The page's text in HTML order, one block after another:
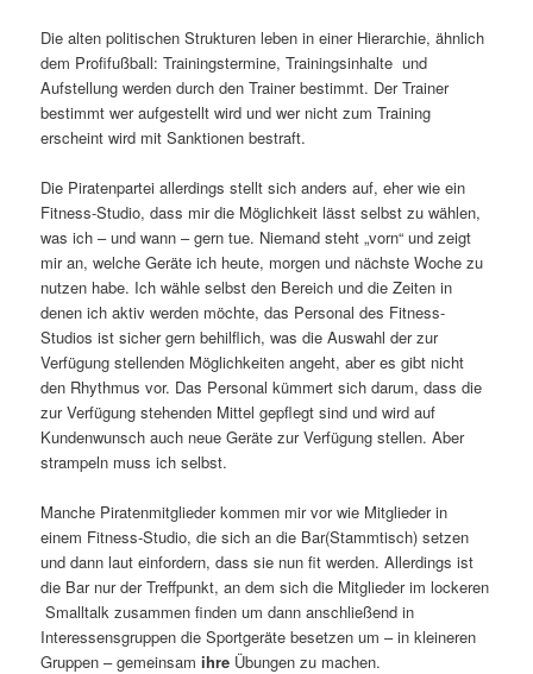
Die alten politischen Strukturen leben in einer Hierarchie, ähnlich
dem Profifußball: Trainingstermine, Trainingsinhalte und
Aufstellung werden durch den Trainer bestimmt. Der Trainer
bestimmt wer aufgestellt wird und wer nicht zum Training
erscheint wird mit Sanktionen bestraft.
Die Piratenpartei allerdings stellt sich anders auf, eher wie ein
Fitness-Studio, dass mir die Möglichkeit lässt selbst zu wählen,
was ich – und wann – gern tue. Niemand steht „vorn“ und zeigt
mir an, welche Geräte ich heute, morgen und nächste Woche zu
nutzen habe. Ich wähle selbst den Bereich und die Zeiten in
denen ich aktiv werden möchte, das Personal des Fitness-
Studios ist sicher gern behilflich, was die Auswahl der zur
Verfügung stellenden Möglichkeiten angeht, aber es gibt nicht
den Rhythmus vor. Das Personal kümmert sich darum, dass die
zur Verfügung stehenden Mittel gepflegt sind und wird auf
Kundenwunsch auch neue Geräte zur Verfügung stellen. Aber
strampeln muss ich selbst.
Manche Piratenmitglieder kommen mir vor wie Mitglieder in
einem Fitness-Studio, die sich an die Bar(Stammtisch) setzen
und dann laut einfordern, dass sie nun fit werden. Allerdings ist
die Bar nur der Treffpunkt, an dem sich die Mitglieder im lockeren
Smalltalk zusammen finden um dann anschließend in
Interessensgruppen die Sportgeräte besetzen um – in kleineren
Gruppen – gemeinsamihre Übungen zu machen.